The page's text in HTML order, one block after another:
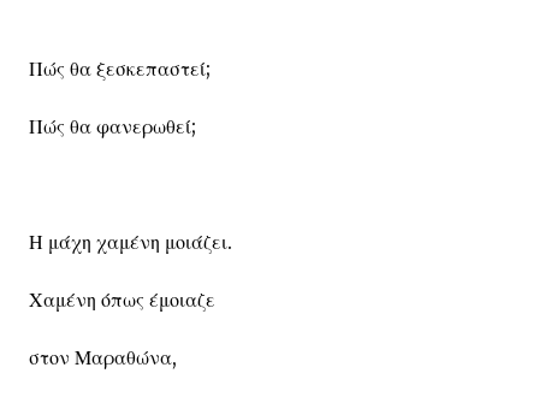
Πώς θα ξεσκεπαστεί;
Πώς θα φανερωθεί;
Η μάχη χαμένη μοιάζει.
Χαμένη όπως έμοιαζε
στον Μαραθώνα,